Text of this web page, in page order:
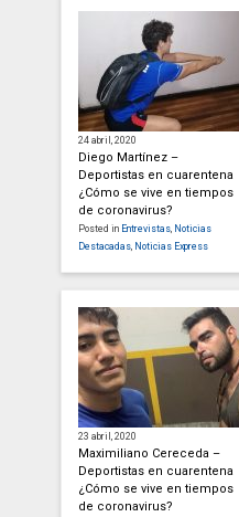
24 abril, 2020
Diego Martínez –
Deportistas en cuarentena
¿Cómo se vive en tiempos
de coronavirus?
Posted in Entrevistas Noticias
Destacadas Noticias Express
23 abril, 2020
Maximiliano Cereceda –
Deportistas en cuarentena
¿Cómo se vive en tiempos
de coronavirus?